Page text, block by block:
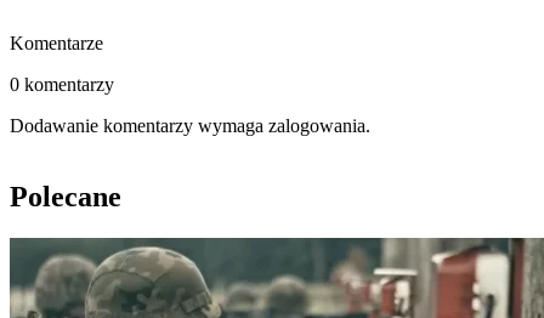
Komentarze
0 komentarzy
Dodawanie komentarzy wymaga zalogowania.
Polecane